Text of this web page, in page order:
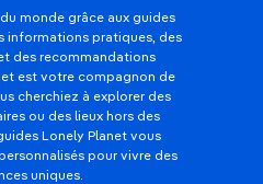
monde grâce aux guides
informations pratiques, des
des recommandations
est votre compagnon de
cherchiez à explorer des
ou des lieux hors des
Lonely Planet vous
pour vivre des
uniques.